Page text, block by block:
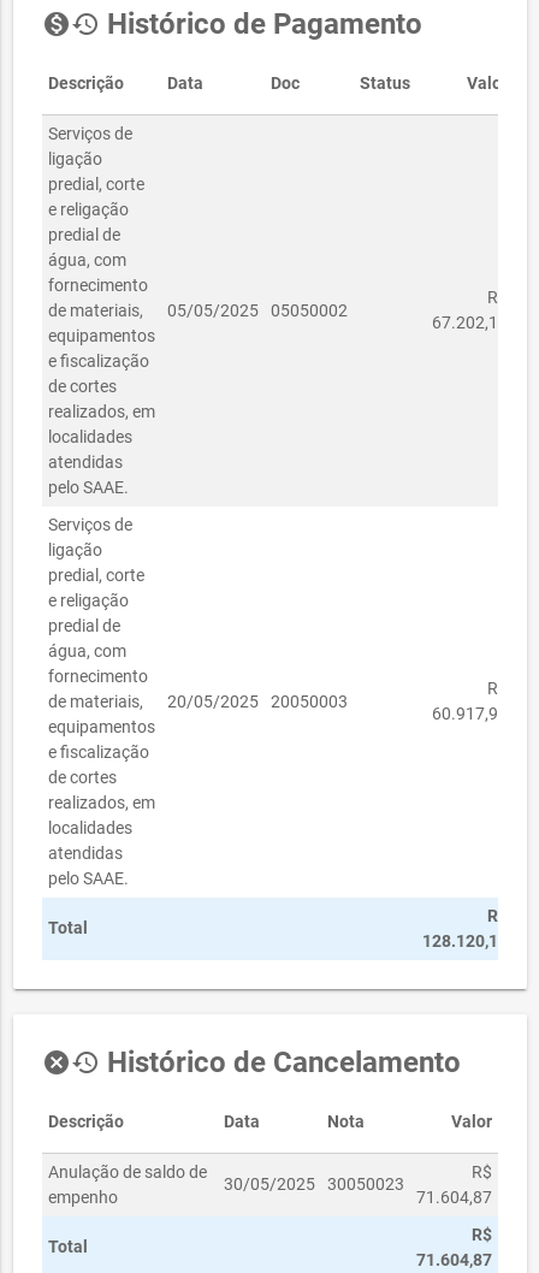
monetization_onhistory Histórico de Pagamento
Descrição Data Doc Status Valor
Serviços de
ligação
predial, corte
e religação
predial de
água, com
fornecimento
de materiais,
equipamentos
e fiscalização
de cortes
realizados, em
localidades
atendidas
pelo SAAE.
05/05/2025 05050002
R$
67.202,12
Serviços de
ligação
predial, corte
e religação
predial de
água, com
fornecimento
de materiais,
equipamentos
e fiscalização
de cortes
realizados, em
localidades
atendidas
pelo SAAE.
20/05/2025 20050003
R$
60.917,99
Total
R$
128.120,11
cancelhistory Histórico de Cancelamento
Descrição Data Nota Valor
Anulação de saldo de
empenho
30/05/2025 30050023
R$
71.604,87
Total
R$
71.604,87